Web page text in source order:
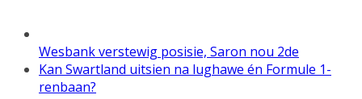
Wesbank verstewig posisie, Saron nou 2de
Kan Swartland uitsien na lughawe én Formule 1-
renbaan?